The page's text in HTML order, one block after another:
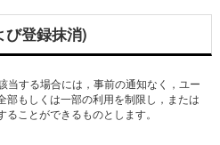
び登録抹消)
当する場合には，事前の通知なく，ユー
部もしくは一部の利用を制限し，または